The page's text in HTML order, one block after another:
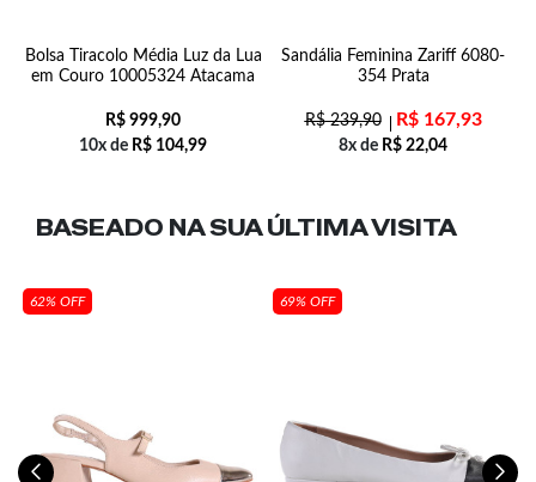
Bolsa Tiracolo Média Luz da Lua
em Couro 10005324 Atacama
R$ 999,90
10x de R$ 104,99
Sandália Feminina Zariff 6080-
354 Prata
R$239,90 R$167,93
8x de R$ 22,04
BASEADO NA SUAÚLTIMA VISITA
62% OFF 69% OFF